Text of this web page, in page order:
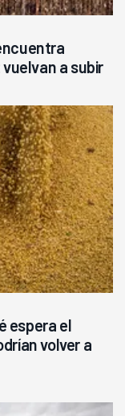
a subir
espera el
volver a